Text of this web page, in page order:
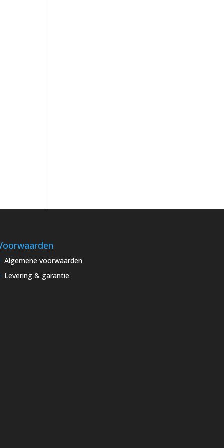
Algemene voorwaarden
Levering & garantie